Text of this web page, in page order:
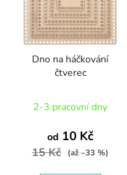
Dno na háčkování
čtverec
2-3 pracovní dny
od 10 Kč
15 Kč (až –33 %)